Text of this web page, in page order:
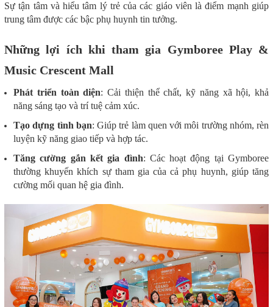
Sự tận tâm và hiểu tâm lý trẻ của các giáo viên là điểm mạnh giúp
trung tâm được các bậc phụ huynh tin tưởng.
Những lợi ích khi tham gia Gymboree Play &
Music Crescent Mall
Phát triển toàn diện: Cải thiện thể chất, kỹ năng xã hội, khả
năng sáng tạo và trí tuệ cảm xúc.
Tạo dựng tình bạn: Giúp trẻ làm quen với môi trường nhóm, rèn
luyện kỹ năng giao tiếp và hợp tác.
Tăng cường gắn kết gia đình: Các hoạt động tại Gymboree
thường khuyến khích sự tham gia của cả phụ huynh, giúp tăng
cường mối quan hệ gia đình.